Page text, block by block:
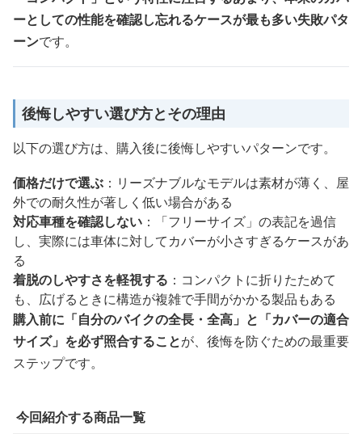
ーとしての性能を確認し忘れるケースが最も多い失敗パタ
ーンです。
後悔しやすい選び方とその理由
以下の選び方は、購入後に後悔しやすいパターンです。
価格だけで選ぶ ：リーズナブルなモデルは素材が薄く、屋
外での耐久性が著しく低い場合がある
対応車種を確認しない ：「フリーサイズ」の表記を過信
し、実際には車体に対してカバーが小さすぎるケースがあ
る
着脱のしやすさを軽視する ：コンパクトに折りたためて
も、広げるときに構造が複雑で手間がかかる製品もある
購入前に「自分のバイクの全長・全高」と「カバーの適合
サイズ」を必ず照合することが、後悔を防ぐための最重要
ステップです。
今回紹介する商品一覧